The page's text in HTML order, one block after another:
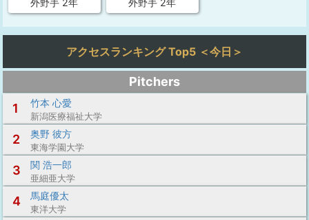
外野手 2年 外野手 2年
アクセスランキング Top5 ＜今日＞
Pitchers
1
竹本 心愛
新潟医療福祉大学
2 奥野 彼方
東海学園大学
3 関 浩一郎
亜細亜大学
4 馬庭優太
東洋大学